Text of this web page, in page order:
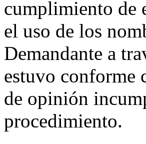
cumplimiento de
el uso de los
Demandante a
estuvo conforme
de opinión
procedimiento.